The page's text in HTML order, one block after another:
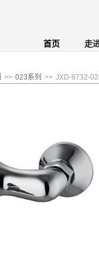
首页 走
>> 023系列 >> JXD-8732-